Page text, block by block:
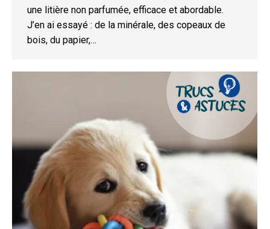
une litière non parfumée, efficace et abordable.
J’en ai essayé : de la minérale, des copeaux de
bois, du papier,…